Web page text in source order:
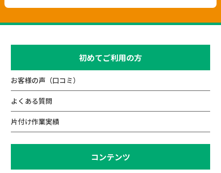
初めてご利用の方
お客様の声（口コミ）
よくある質問
片付け作業実績
コンテンツ